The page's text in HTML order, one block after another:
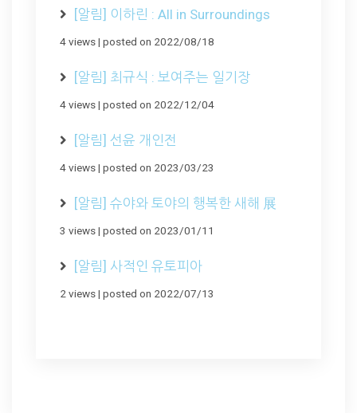
[알림] 이하린 : All in Surroundings
4 views| posted on 2022/08/18
[알림] 최규식 : 보여주는 일기장
4 views| posted on 2022/12/04
[알림] 선윤 개인전
4 views| posted on 2023/03/23
[알림] 슈야와 토야의 행복한 새해 展
3 views| posted on 2023/01/11
[알림] 사적인 유토피아
2 views| posted on 2022/07/13